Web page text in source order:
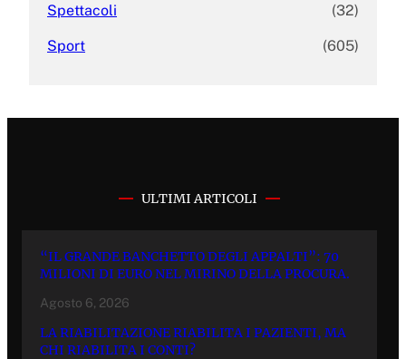
Spettacoli (32)
Sport (605)
ULTIMI ARTICOLI
“IL GRANDE BANCHETTO DEGLI APPALTI”: 70
MILIONI DI EURO NEL MIRINO DELLA PROCURA.
Agosto 6, 2026
LA RIABILITAZIONE RIABILITA I PAZIENTI, MA
CHI RIABILITA I CONTI?